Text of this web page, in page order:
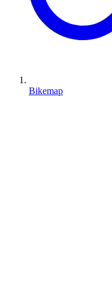
Bikemap